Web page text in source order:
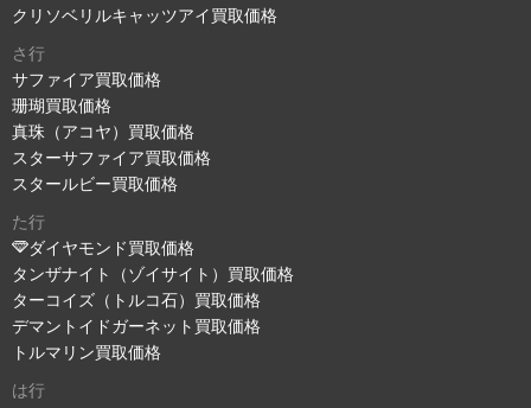
クリソベリルキャッツアイ買取価格
さ行
サファイア買取価格
珊瑚買取価格
真珠（アコヤ）買取価格
スターサファイア買取価格
スタールビー買取価格
た行
ダイヤモンド買取価格
タンザナイト（ゾイサイト）買取価格
ターコイズ（トルコ石）買取価格
デマントイドガーネット買取価格
トルマリン買取価格
は行